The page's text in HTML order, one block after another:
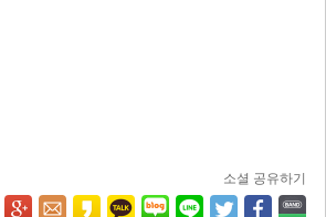
소셜 공유하기